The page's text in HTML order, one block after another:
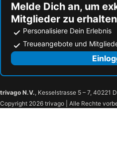
Melde Dich an, um
Mitglieder zu erhalten
Personalisiere Dein Erlebnis
Treueangebote und
trivago N.V., Kesselstrasse 5 – 7, 40221
Copyright 2026 trivago | Alle Rechte